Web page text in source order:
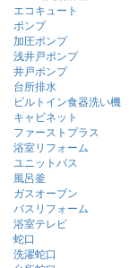
エコキュート
ポンプ
加圧ポンプ
浅井戸ポンプ
井戸ポンプ
台所排水
ビルトイン食器洗い機
キャビネット
ファーストプラス
浴室リフォーム
ユニットバス
風呂釜
ガスオーブン
バスリフォーム
浴室テレビ
蛇口
洗濯蛇口